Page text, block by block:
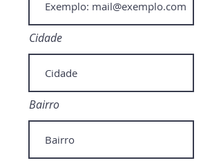
Cidade
Bairro